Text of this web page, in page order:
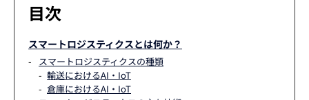
目次
スマートロジスティクスとは何か？
スマートロジスティクスの種類
輸送におけるAI・IoT
倉庫におけるAI・IoT